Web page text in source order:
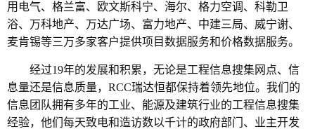
用电气、格兰富、欧文斯科宁、海尔、格力空调、科勒卫
浴、万科地产、万达广场、富力地产、中建三局、威宁谢、
麦肯锡等三万多家客户提供项目数据服务和价格数据服务。
经过19年的发展和积累，无论是工程信息搜集网点、信
息量还是信息质量，RCC瑞达恒都保持着领先地位。我们的
信息团队拥有多年的工业、能源及建筑行业的工程信息搜集
经验，他们每天致电和造访数以千计的政府部门、业主开发